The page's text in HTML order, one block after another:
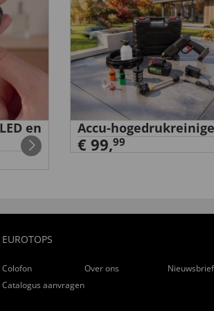
en
Accu-
€ 99,99
EUROTOPS
Colofon Over ons
Nieuwsbrief
Catalogus aanvragen